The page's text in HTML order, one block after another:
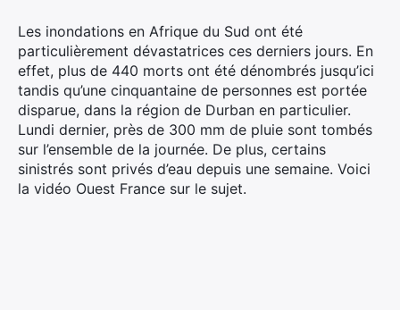
Les inondations en Afrique du Sud ont été
particulièrement dévastatrices ces derniers jours. En
effet, plus de 440 morts ont été dénombrés jusqu’ici
tandis qu’une cinquantaine de personnes est portée
disparue, dans la région de Durban en particulier.
Lundi dernier, près de 300 mm de pluie sont tombés
sur l’ensemble de la journée. De plus, certains
sinistrés sont privés d’eau depuis une semaine. Voici
la vidéo Ouest France sur le sujet.